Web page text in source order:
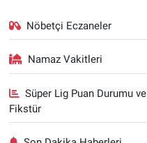
Nöbetçi Eczaneler
Namaz Vakitleri
Süper Lig Puan Durumu ve
Fikstür